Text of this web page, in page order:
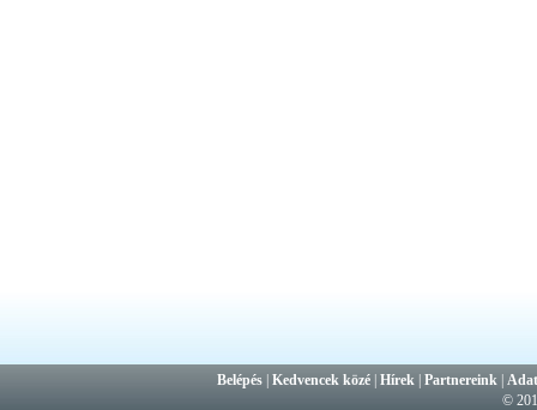
Belépés |Kedvencek közé |Hírek |Partnereink |
©